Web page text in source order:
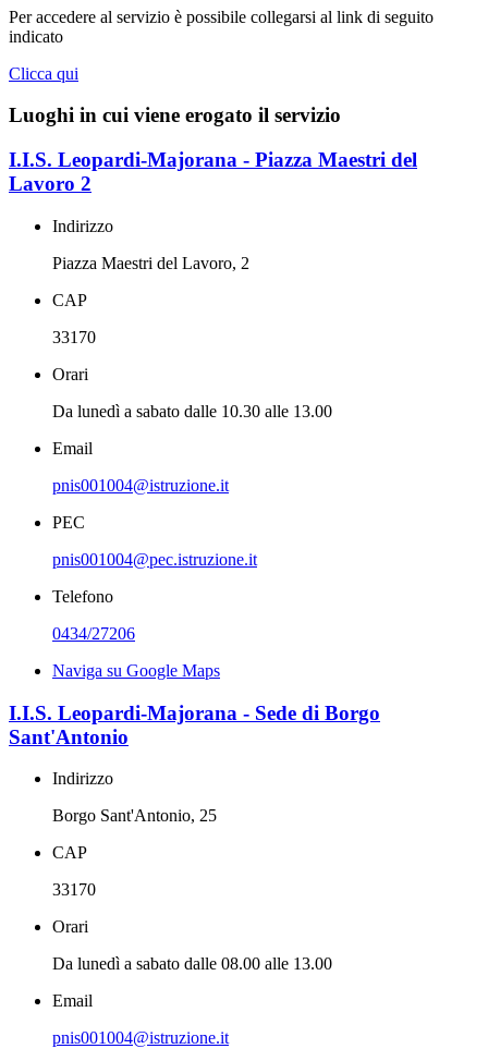
Per accedere al servizio è possibile collegarsi al link di seguito
indicato
Clicca qui
Luoghi in cui viene erogato il servizio
I.I.S. Leopardi-Majorana - Piazza Maestri del
Lavoro 2
Indirizzo
Piazza Maestri del Lavoro, 2
CAP
33170
Orari
Da lunedì a sabato dalle 10.30 alle 13.00
Email
pnis001004@istruzione.it
PEC
pnis001004@pec.istruzione.it
Telefono
0434/27206
Naviga su Google Maps
I.I.S. Leopardi-Majorana - Sede di Borgo
Sant'Antonio
Indirizzo
Borgo Sant'Antonio, 25
CAP
33170
Orari
Da lunedì a sabato dalle 08.00 alle 13.00
Email
pnis001004@istruzione.it